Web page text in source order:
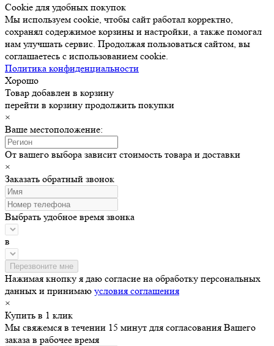
Cookie для удобных покупок
Мы используем cookie, чтобы сайт работал корректно,
сохранял содержимое корзины и настройки, а также помогал
нам улучшать сервис. Продолжая пользоваться сайтом, вы
соглашаетесь с использованием cookie.
Политика конфиденциальности
Хорошо
Товар добавлен в корзину
перейти в корзину продолжить покупки
×
Ваше местоположение:
От вашего выбора зависит стоимость товара и доставки
×
Заказать обратный звонок
Выбрать удобное время звонка
в
Нажимая кнопку я даю согласие на обработку персональных
данных и принимаю условия соглашения
×
Купить в 1 клик
Мы свяжемся в течении 15 минут для согласования Вашего
заказа в рабочее время